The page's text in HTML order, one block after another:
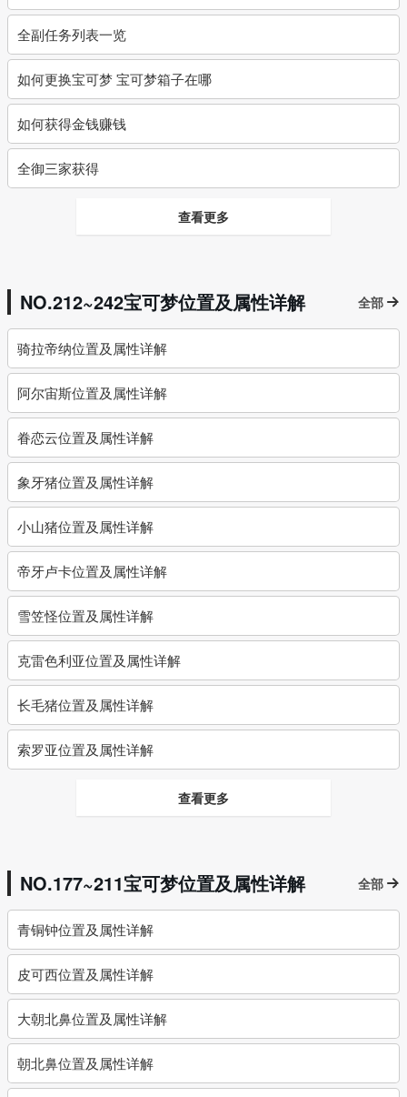
全副任务列表一览
如何更换宝可梦 宝可梦箱子在哪
如何获得金钱赚钱
全御三家获得
查看更多
NO.212~242宝可梦位置及属性详解 全部
骑拉帝纳位置及属性详解
阿尔宙斯位置及属性详解
眷恋云位置及属性详解
象牙猪位置及属性详解
小山猪位置及属性详解
帝牙卢卡位置及属性详解
雪笠怪位置及属性详解
克雷色利亚位置及属性详解
长毛猪位置及属性详解
索罗亚位置及属性详解
查看更多
NO.177~211宝可梦位置及属性详解 全部
青铜钟位置及属性详解
皮可西位置及属性详解
大朝北鼻位置及属性详解
朝北鼻位置及属性详解